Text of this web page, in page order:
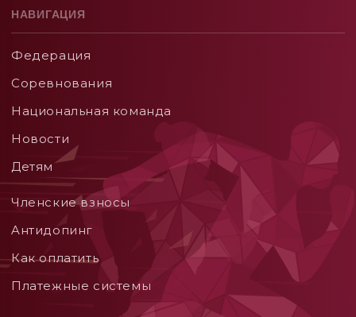
НАВИГАЦИЯ
Федерация
Соревнования
Национальная команда
Новости
Детям
Членские взносы
Aнтидопинг
Как оплатить
Платежные системы